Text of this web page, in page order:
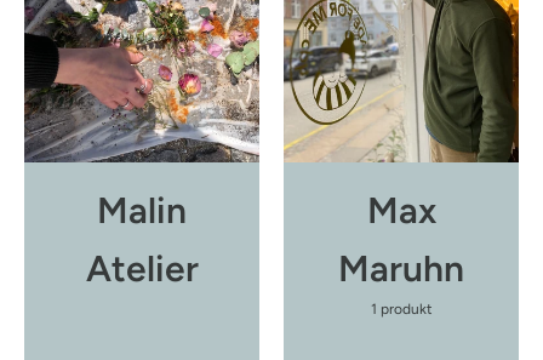
Malin
Atelier
Max
Maruhn
1 produkt